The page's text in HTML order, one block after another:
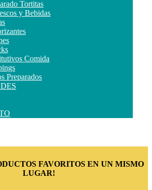
Tortitas
y Bebidas
Comida
Preparados
FAVORITOS EN UN MISMO
LUGAR!